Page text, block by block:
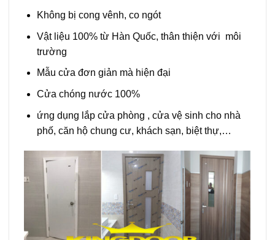
Không bị cong vênh, co ngót
Vật liệu 100% từ Hàn Quốc, thân thiện với môi
trường
Mẫu cửa đơn giản mà hiện đại
Cửa chóng nước 100%
ứng dụng lắp cửa phòng , cửa vệ sinh cho nhà
phố, căn hộ chung cư, khách sạn, biệt thự,…